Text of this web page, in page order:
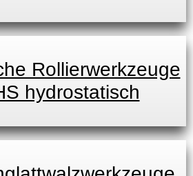
Rollierwerkzeuge
hydrostatisch